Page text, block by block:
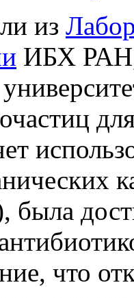
из
ИБХ
что